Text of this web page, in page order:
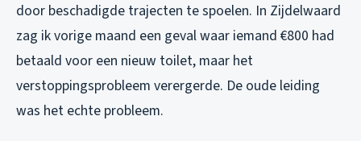
door beschadigde trajecten te spoelen. In Zijdelwaard
zag ik vorige maand een geval waar iemand €800 had
betaald voor een nieuw toilet, maar het
verstoppingsprobleem verergerde. De oude leiding
was het echte probleem.